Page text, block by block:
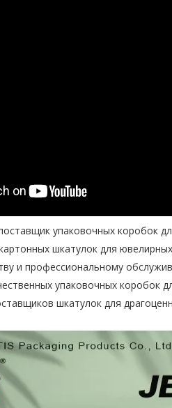
упаковочных коробок
шкатулок для
и профессиональному
упаковочных коробок
шкатулок для